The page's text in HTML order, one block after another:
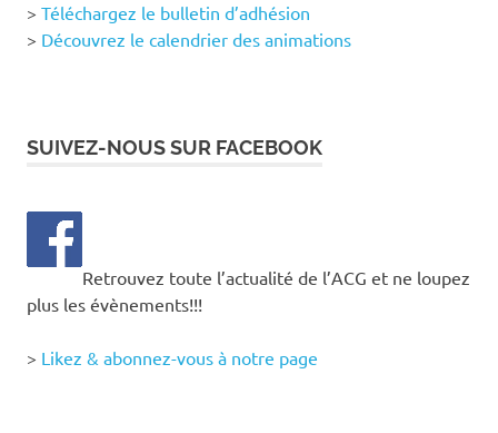
> Téléchargez le bulletin d’adhésion
> Découvrez le calendrier des animations
SUIVEZ-NOUS SUR FACEBOOK
Retrouvez toute l’actualité de l’ACG et ne loupez
plus les évènements!!!
> Likez & abonnez-vous à notre page